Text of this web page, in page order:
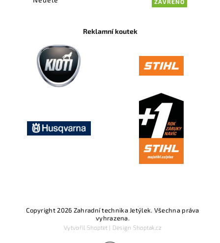
ZAVŘENO
Reklamní koutek
Copyright 2026 Zahradní technika Jetýlek. Všechna práva
vyhrazena.
Vytvořil Shoptet| Design Shoptak.cz